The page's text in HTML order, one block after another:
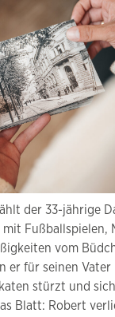
der 33-jährige
Fußballspielen,
vom
er für seinen
stürzt und
Blatt: Robert